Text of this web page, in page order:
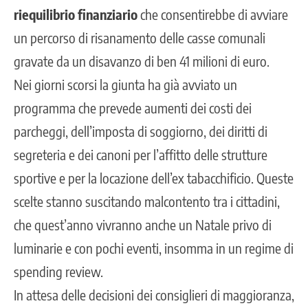
riequilibrio finanziarioche consentirebbe di avviare
un percorso di risanamento delle casse comunali
gravate da un disavanzo di ben 41 milioni di euro.
Nei giorni scorsi la giunta ha già avviato un
programma che prevede aumenti dei costi dei
parcheggi, dell’imposta di soggiorno, dei diritti di
segreteria e dei canoni per l’affitto delle strutture
sportive e per la locazione dell’ex tabacchificio. Queste
scelte stanno suscitando malcontento tra i cittadini,
che quest’anno vivranno anche un Natale privo di
luminarie e con pochi eventi, insomma in un regime di
spending review.
In attesa delle decisioni dei consiglieri di maggioranza,